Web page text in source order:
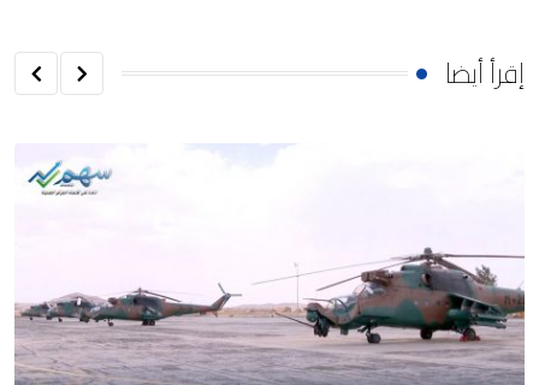
إقرأ أيضا